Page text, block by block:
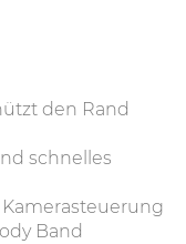
den Rand
schnelles
Band